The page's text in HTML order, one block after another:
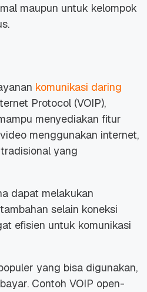
maupun untuk kelompok
komunikasi daring
Protocol (VOIP),
menyediakan fitur
menggunakan internet,
yang
dapat melakukan
selain koneksi
efisien untuk komunikasi
yang bisa digunakan,
Contoh VOIP open-